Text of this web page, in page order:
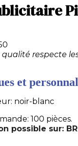
respecte
et
noir-blanc
100 pièces.
possible sur: